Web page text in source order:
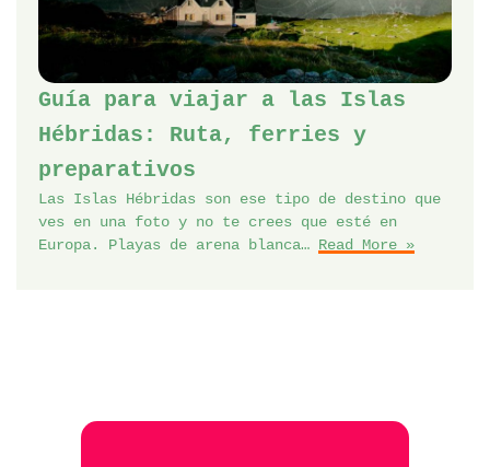
Guía para viajar a las Islas
Hébridas: Ruta, ferries y
preparativos
Las Islas Hébridas son ese tipo de destino que
ves en una foto y no te crees que esté en
Europa. Playas de arena blanca… Read More »